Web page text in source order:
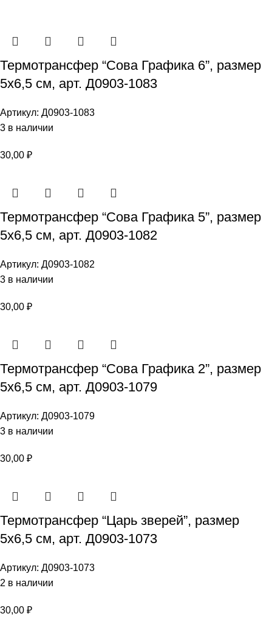
Термотрансфер “Сова Графика 6”, размер
5х6,5 см, арт. Д0903-1083
Артикул: Д0903-1083
3 в наличии
30,00 ₽
Термотрансфер “Сова Графика 5”, размер
5х6,5 см, арт. Д0903-1082
Артикул: Д0903-1082
3 в наличии
30,00 ₽
Термотрансфер “Сова Графика 2”, размер
5х6,5 см, арт. Д0903-1079
Артикул: Д0903-1079
3 в наличии
30,00 ₽
Термотрансфер “Царь зверей”, размер
5х6,5 см, арт. Д0903-1073
Артикул: Д0903-1073
2 в наличии
30,00 ₽